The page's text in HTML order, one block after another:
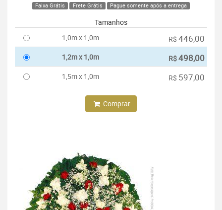
Faixa Grátis Frete Grátis Pague somente após a entrega
Tamanhos
1,0m x 1,0m
R$ 446,00
1,2m x 1,0m R$498,00
1,5m x 1,0m R$ 597,00
Comprar